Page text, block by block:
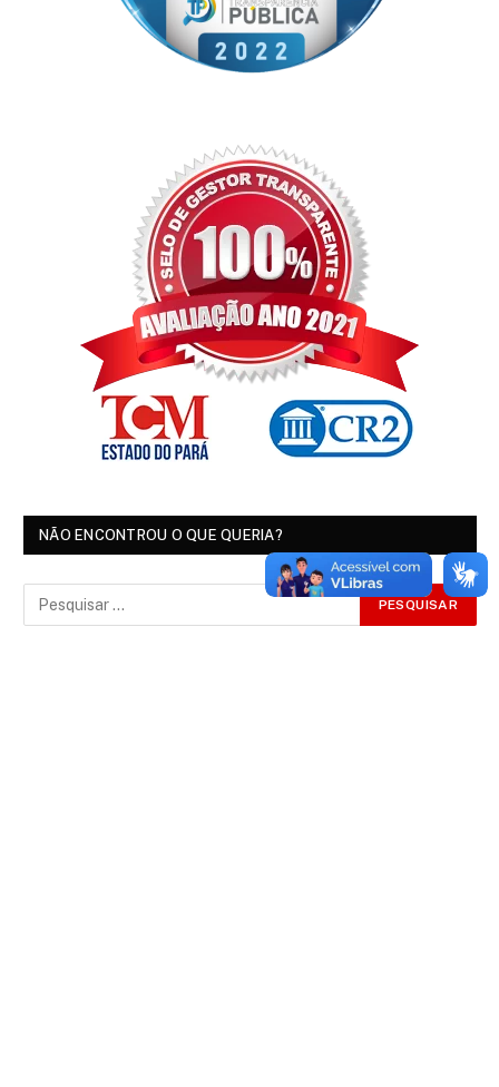
NÃO ENCONTROU O QUE QUERIA?